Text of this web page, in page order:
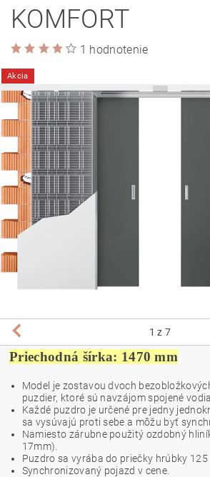
KOMFORT
1 hodnotenie
Akcia
1 z 7
Priechodná šírka: 1470 mm
Model je zostavou dvoch
puzdier, ktoré sú navzájom spojené
Každé puzdro je určené pre jedny
sa vysúvajú proti sebe a môžu byť
Namiesto zárubne použitý ozdobný
17mm).
Puzdro sa vyrába do priečky hrúbky 125
Synchronizovaný pojazd v cene.